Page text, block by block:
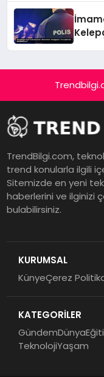
TrendBilgi.com,
trend konularla ilgili
Sitemizde en yeni
haberlerini ve ilginizi
bulabilirsiniz.
KURUMSAL
KünyeÇerez
KATEGORİLER
GündemDünya
TeknolojiYaşam